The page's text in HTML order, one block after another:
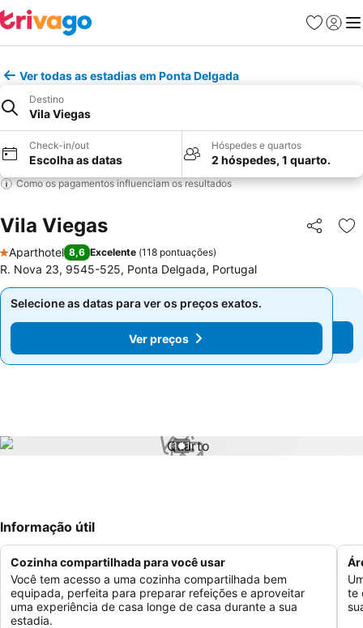
Favoritos
Iniciar
Ver todas as estadias em Ponta Delgada
Destino
Vila Viegas
Check-in/out
Escolha as datas
Hóspedes e quartos
2 hóspedes, 1 quarto.
Como os pagamentos influenciam os resultados
Vila Viegas Partilhar
1 Estrelas
Aparthotel 8,6 Excelente (118 pontuações)
R. Nova 23, 9545-525, Ponta Delgada, Portugal
Selecione as datas para ver os preços exatos.
Ver preços
Selecione as datas para ver os preços exatos.
Ver preços
1 / 1
Informação útil
Cozinha compartilhada para você usar
Você tem acesso a uma cozinha compartilhada bem
equipada, perfeita para preparar refeições e aproveitar
uma experiência de casa longe de casa durante a sua
estadia.
te